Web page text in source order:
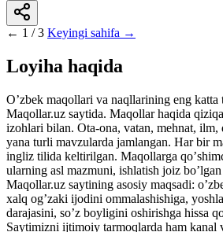
← 1 / 3 Keyingi sahifa →
Loyiha haqida
Oʼzbek maqollari va naqllarining eng katta
Maqollar.uz saytida. Maqollar haqida
izohlari bilan. Ota-ona, vatan, mehnat, ilm,
yana turli mavzularda jamlangan. Har bir
ingliz tilida keltirilgan. Maqollarga
ularning asl mazmuni, ishlatish joiz
Maqollar.uz saytining asosiy maqsadi:
xalq ogʼzaki ijodini ommalashishiga,
darajasini, soʼz boyligini oshirishga hissa
Saytimizni ijtimoiy tarmoqlarda ham kanal